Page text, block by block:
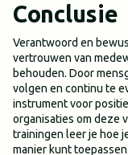
Conclusie
Verantwoord en
vertrouwen van
behouden. Door
volgen en continu te
instrument voor
organisaties om deze
trainingen leer je hoe
manier kunt toepassen.